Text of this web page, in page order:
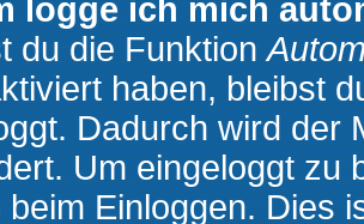
logge ich mich
du die Funktion
haben, bleibst
Dadurch wird der
Um eingeloggt zu
beim Einloggen. Dies